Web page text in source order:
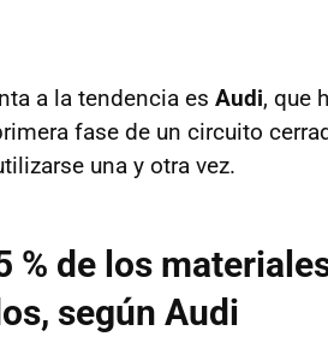
a la tendencia es Audi, que
fase de un circuito
una y otra vez.
% de los
según Audi